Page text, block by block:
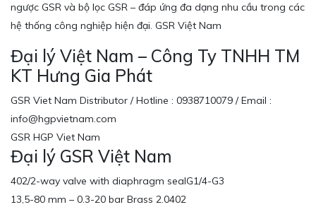
ngược GSR và bộ lọc GSR – đáp ứng đa dạng nhu cầu trong các
hệ thống công nghiệp hiện đại. GSR Việt Nam
Đại lý Việt Nam – Công Ty TNHH TM
KT Hưng Gia Phát
GSR Viet Nam Distributor / Hotline : 0938710079 / Email :
info@hgpvietnam.com
GSR HGP Viet Nam
Đại lý GSR Việt Nam
402/2-way valve with diaphragm sealG1/4-G3
13,5-80 mm – 0.3-20 bar Brass 2.0402